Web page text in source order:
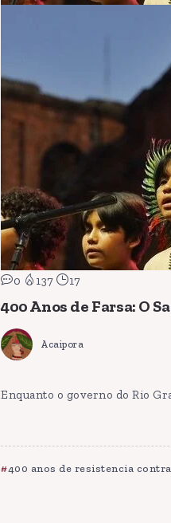
0 137 17
400 Anos de Farsa: O
Acaipora
Enquanto o governo do Rio
400 anos de resistencia